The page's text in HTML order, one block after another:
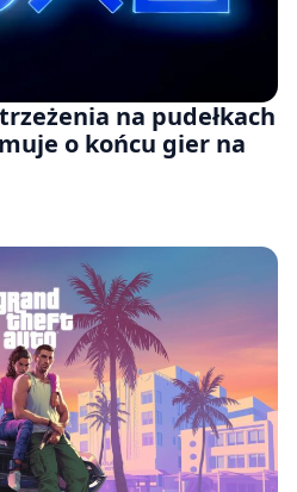
na pudełkach
o końcu gier na